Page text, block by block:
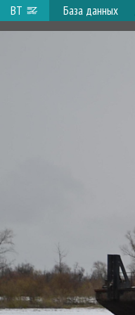
ВТ База данных